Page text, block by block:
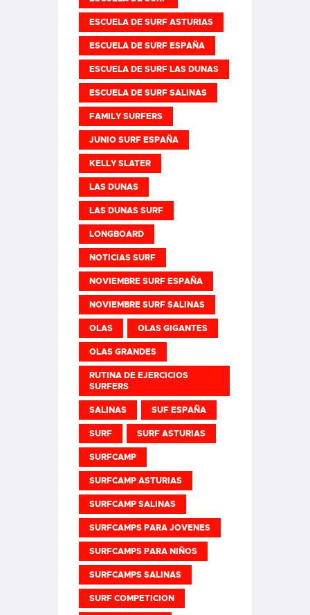
ESCUELA DE SURF ASTURIAS
ESCUELA DE SURF ESPAÑA
ESCUELA DE SURF LAS DUNAS
ESCUELA DE SURF SALINAS
FAMILY SURFERS
JUNIO SURF ESPAÑA
KELLY SLATER
LAS DUNAS
LAS DUNAS SURF
LONGBOARD
NOTICIAS SURF
NOVIEMBRE SURF ESPAÑA
NOVIEMBRE SURF SALINAS
OLAS OLAS GIGANTES
OLAS GRANDES
RUTINA DE EJERCICIOS
SURFERS
SALINAS SUF ESPAÑA
SURF SURF ASTURIAS
SURFCAMP
SURFCAMP ASTURIAS
SURFCAMP SALINAS
SURFCAMPS PARA JOVENES
SURFCAMPS PARA NIÑOS
SURFCAMPS SALINAS
SURF COMPETICION